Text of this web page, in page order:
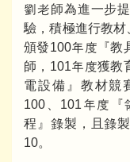
劉老師為進一步
驗，積極進行教
頒發100年度『教
師，101年度獲教
電設備』教材競
100、101年度『
程』錄製，且錄
10。